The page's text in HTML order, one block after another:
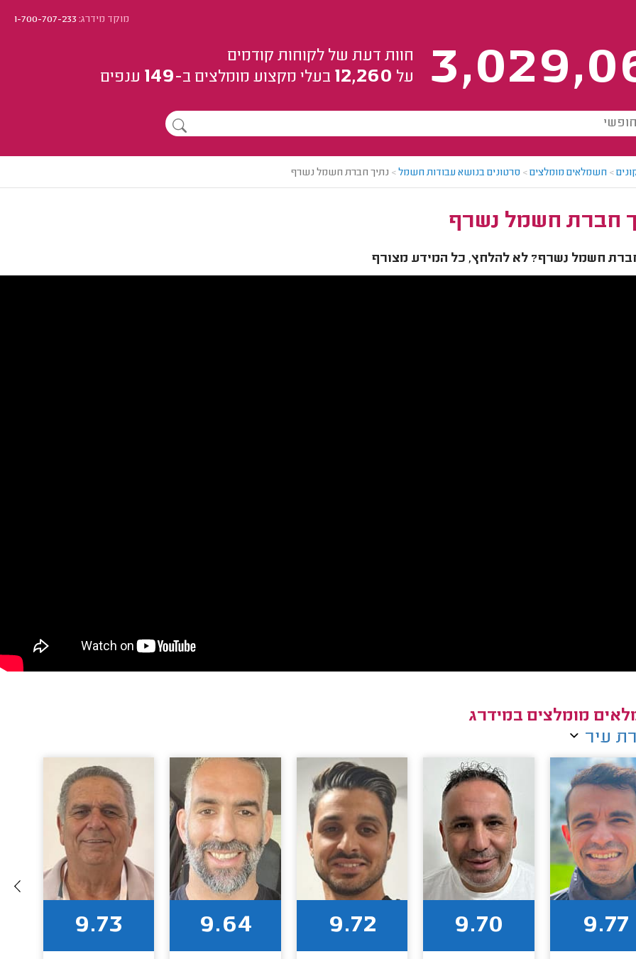
מוקד מידרג:1-700-707-233
חוות דעת של לקוחות קודמים
על 12,260 בעלי מקצוע מומלצים ב-149 ענפים
> חשמלאים מומלצים> סרטונים בנושא עבודות חשמל> נתיך חברת חשמל נשרף
חברת חשמל נשרף
חשמל נשרף? לא להלחץ, כל המידע מצורף
מומלצים במידרג
עיר
9.77
9.70
9.72
9.64
9.73